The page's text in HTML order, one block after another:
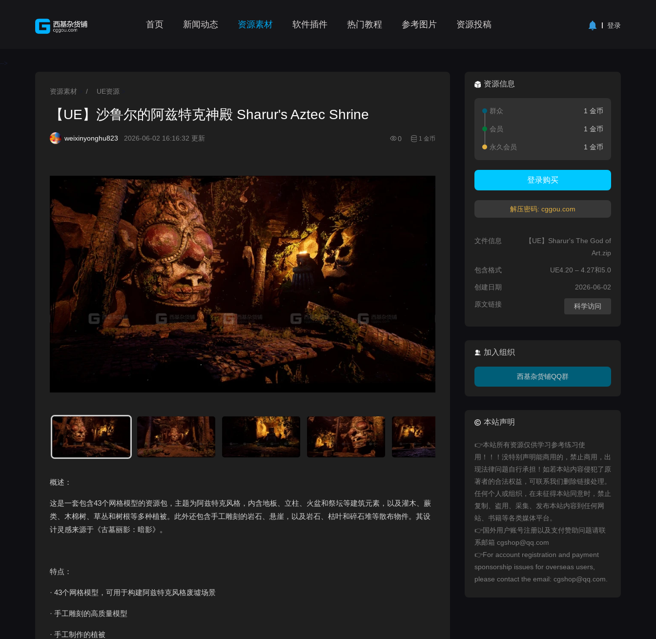
首页 新闻动态 资源素材 软件插件 热门教程 参考图片 资源投稿 登录
-->
资源素材 / UE资源
【UE】沙鲁尔的阿兹特克神殿 Sharur's Aztec Shrine
weixinyonghu823 2026-06-02 16:16:32 更新 0 1 金币
概述：
这是一套包含43个网格模型的资源包，主题为阿兹特克风格，内含地板、立柱、火盆和祭坛等建筑元素，以及灌木、蕨
类、木棉树、草丛和树根等多种植被。此外还包含手工雕刻的岩石、悬崖，以及岩石、枯叶和碎石堆等散布物件。其设
计灵感来源于《古墓丽影：暗影》。
特点：
· 43个网格模型，可用于构建阿兹特克风格废墟场景
· 手工雕刻的高质量模型
· 手工制作的植被
资源信息
群众 1 金币
会员 1 金币
永久会员 1 金币
登录购买
解压密码: cggou.com
文件信息
【UE】Sharur's The God of
Art.zip
包含格式 UE4.20 – 4.27和5.0
创建日期 2026-06-02
原文链接 科学访问
加入组织
西基杂货铺QQ群
本站声明
👉本站所有资源仅供学习参考练习使
用！！！没特别声明能商用的，禁止商用，出
现法律问题自行承担！如若本站内容侵犯了原
著者的合法权益，可联系我们删除链接处理。
任何个人或组织，在未征得本站同意时，禁止
复制、盗用、采集、发布本站内容到任何网
站、书籍等各类媒体平台。
👉国外用户账号注册以及支付赞助问题请联
系邮箱 cgshop@qq.com
👉For account registration and payment
sponsorship issues for overseas users,
please contact the email: cgshop@qq.com.